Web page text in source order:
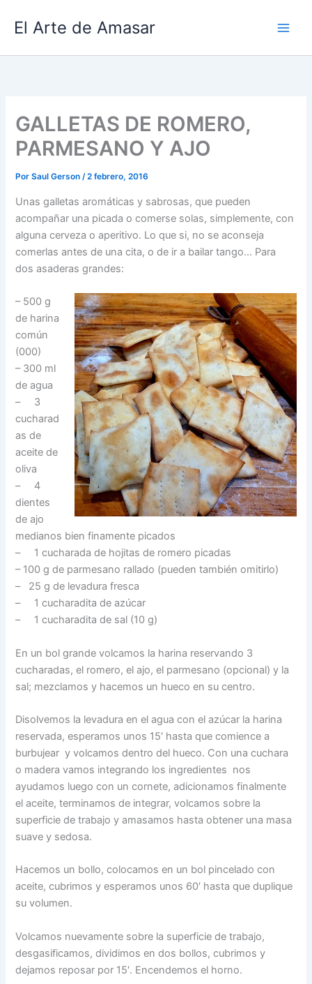
El Arte de Amasar
GALLETAS DE ROMERO,
PARMESANO Y AJO
PorSaul Gerson/2 febrero, 2016
Unas galletas aromáticas y sabrosas, que pueden
acompañar una picada o comerse solas, simplemente, con
alguna cerveza o aperitivo. Lo que si, no se aconseja
comerlas antes de una cita, o de ir a bailar tango… Para
dos asaderas grandes:
– 500 g
de harina
común
(000)
– 300 ml
de agua
– 3
cucharad
as de
aceite de
oliva
– 4
dientes
de ajo
medianos bien finamente picados
– 1 cucharada de hojitas de romero picadas
– 100 g de parmesano rallado (pueden también omitirlo)
– 25 g de levadura fresca
– 1 cucharadita de azúcar
– 1 cucharadita de sal (10 g)
En un bol grande volcamos la harina reservando 3
cucharadas, el romero, el ajo, el parmesano (opcional) y la
sal; mezclamos y hacemos un hueco en su centro.
Disolvemos la levadura en el agua con el azúcar la harina
reservada, esperamos unos 15′ hasta que comience a
burbujear y volcamos dentro del hueco. Con una cuchara
o madera vamos integrando los ingredientes nos
ayudamos luego con un cornete, adicionamos finalmente
el aceite, terminamos de integrar, volcamos sobre la
superficie de trabajo y amasamos hasta obtener una masa
suave y sedosa.
Hacemos un bollo, colocamos en un bol pincelado con
aceite, cubrimos y esperamos unos 60′ hasta que duplique
su volumen.
Volcamos nuevamente sobre la superficie de trabajo,
desgasificamos, dividimos en dos bollos, cubrimos y
dejamos reposar por 15′. Encendemos el horno.